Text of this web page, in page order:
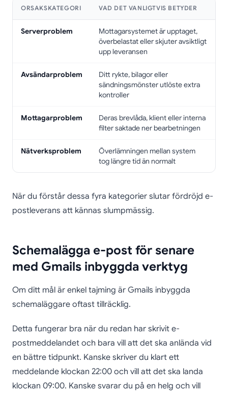
ORSAKSKATEGORI VAD DET VANLIGTVIS BETYDER
Serverproblem
Mottagarsystemet är upptaget,
överbelastat eller skjuter avsiktligt
upp leveransen
Avsändarproblem
Ditt rykte, bilagor eller
sändningsmönster utlöste extra
kontroller
Mottagarproblem
Deras brevlåda, klient eller interna
filter saktade ner bearbetningen
Nätverksproblem
Överlämningen mellan system
tog längre tid än normalt
När du förstår dessa fyra kategorier slutar fördröjd e-
postleverans att kännas slumpmässig.
Schemalägga e-post för senare
med Gmails inbyggda verktyg
Om ditt mål är enkel tajming är Gmails inbyggda
schemaläggare oftast tillräcklig.
Detta fungerar bra när du redan har skrivit e-
postmeddelandet och bara vill att det ska anlända vid
en bättre tidpunkt. Kanske skriver du klart ett
meddelande klockan 22:00 och vill att det ska landa
klockan 09:00. Kanske svarar du på en helg och vill